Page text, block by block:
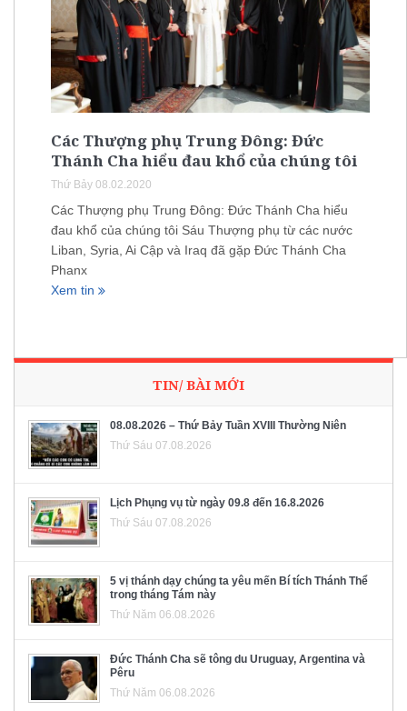
Các Thượng phụ Trung Đông: Đức
Thánh Cha hiểu đau khổ của chúng tôi
Thứ Bảy 08.02.2020
Các Thượng phụ Trung Đông: Đức Thánh Cha hiểu
đau khổ của chúng tôi Sáu Thượng phụ từ các nước
Liban, Syria, Ai Cập và Iraq đã gặp Đức Thánh Cha
Phanx
Xem tin
TIN/ BÀI MỚI
08.08.2026 – Thứ Bảy Tuần XVIII Thường Niên
Thứ Sáu 07.08.2026
Lịch Phụng vụ từ ngày 09.8 đến 16.8.2026
Thứ Sáu 07.08.2026
5 vị thánh dạy chúng ta yêu mến Bí tích Thánh Thể
trong tháng Tám này
Thứ Năm 06.08.2026
Đức Thánh Cha sẽ tông du Uruguay, Argentina và
Pêru
Thứ Năm 06.08.2026